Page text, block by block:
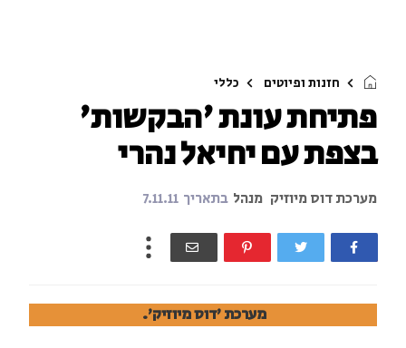
חזנות ופיוטים כללי
פתיחת עונת 'הבקשות'
בצפת עם יחיאל נהרי
מערכת דוס מיוזיק מנהל בתאריך 7.11.11
מערכת 'דוס מיוזיק'.